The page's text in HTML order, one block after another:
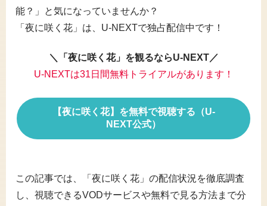
能？」と気になっていませんか？
「夜に咲く花」は、U-NEXTで独占配信中です！
＼「夜に咲く花」を観るならU-NEXT／
U-NEXTは31日間無料トライアルがあります！
【夜に咲く花】を無料で視聴する（U-
NEXT公式）
この記事では、「夜に咲く花」の配信状況を徹底調査
し、視聴できるVODサービスや無料で見る方法まで分